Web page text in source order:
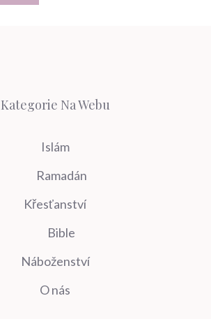
Kategorie Na Webu
Islám
Ramadán
Křesťanství
Bible
Náboženství
O nás